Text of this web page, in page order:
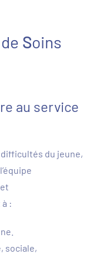
Soins
au service
difficultés du jeune,
:
sociale,